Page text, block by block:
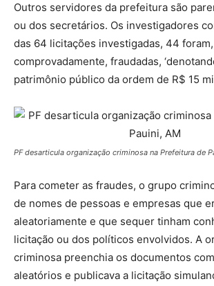
Outros servidores da prefeitura são
ou dos secretários. Os investigadores
das 64 licitações investigadas, 44 foram,
comprovadamente, fraudadas,
patrimônio público da ordem de R$ 15
PF desarticula organização criminosa na Prefeitura de
Para cometer as fraudes, o grupo
de nomes de pessoas e empresas que
aleatoriamente e que sequer tinham
licitação ou dos políticos envolvidos. A
criminosa preenchia os documentos
aleatórios e publicava a licitação